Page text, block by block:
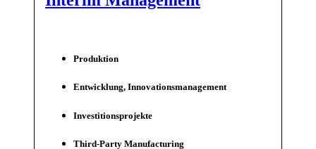
Produktion
Entwicklung, Innovationsmanagement
Investitionsprojekte
Third-Party Manufacturing